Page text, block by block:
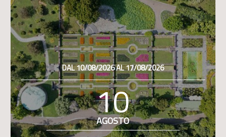
DAL 10/08/2026 AL 17/08/2026
10
AGOSTO